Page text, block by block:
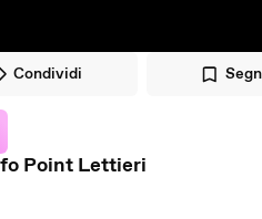
Condividi
Point Lettieri